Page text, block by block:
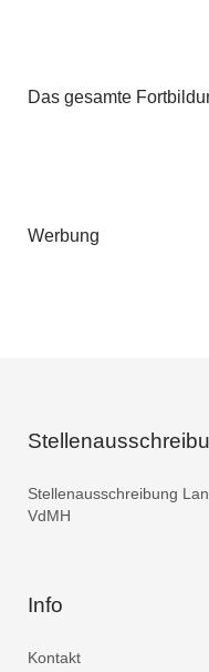
Das gesamte
Werbung
Stellenausschreibung
VdMH
Info
Kontakt